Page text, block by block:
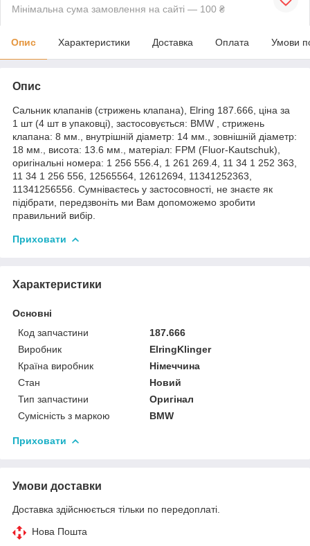
Мінімальна сума замовлення на сайті — 100 ₴
Опис Характеристики Доставка Оплата Умови
Опис
Cальник клапанів (стрижень клапана), Elring 187.666, ціна за
1 шт (4 шт в упаковці), застосовується: BMW , стрижень
клапана: 8 мм., внутрішній діаметр: 14 мм., зовнішній діаметр:
18 мм., висота: 13.6 мм., матеріал: FPM (Fluor-Kautschuk),
оригінальні номера: 1 256 556.4, 1 261 269.4, 11 34 1 252 363,
11 34 1 256 556, 12565564, 12612694, 11341252363,
11341256556. Сумніваєтесь у застосовності, не знаєте як
підібрати, передзвоніть ми Вам допоможемо зробити
правильний вибір.
Приховати
Характеристики
Основні
Код запчастини
187.666
Виробник
ElringKlinger
Країна виробник
Німеччина
Стан
Новий
Тип запчастини
Оригінал
Сумісність з маркою
BMW
Приховати
Умови доставки
Доставка здійснюється тільки по передоплаті.
Нова Пошта